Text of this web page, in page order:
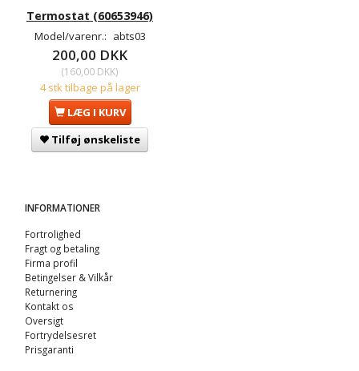
Termostat (60653946)
Model/varenr.: abts03
200,00 DKK
(160,00 DKK)
4 stk tilbage på lager
LÆG I KURV
Tilføj ønskeliste
INFORMATIONER
Fortrolighed
Fragt og betaling
Firma profil
Betingelser & Vilkår
Returnering
Kontakt os
Oversigt
Fortrydelsesret
Prisgaranti